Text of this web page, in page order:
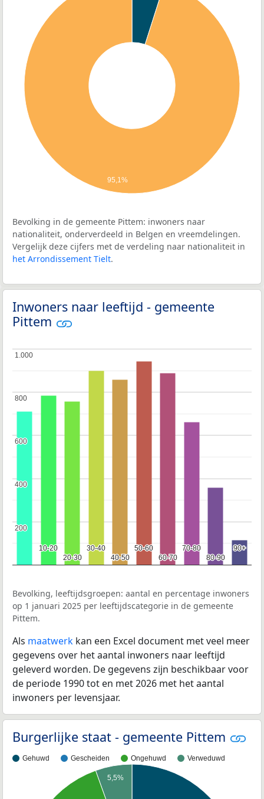
95,1%
Bevolking in de gemeente Pittem: inwoners naar
nationaliteit, onderverdeeld in Belgen en vreemdelingen.
Vergelijk deze cijfers met de verdeling naar nationaliteit in
het Arrondissement Tielt.
Inwoners naar leeftijd - gemeente
Pittem
10-20
10-20
20-30
20-30
30-40
30-40
40-50
40-50
50-60
50-60
60-70
60-70
70-80
70-80
80-90
80-90
90+
90+
200
200
400
400
600
600
800
800
1.000
1.000
Bevolking, leeftijdsgroepen: aantal en percentage inwoners
op 1 januari 2025 per leeftijdscategorie in de gemeente
Pittem.
Als maatwerk kan een Excel document met veel meer
gegevens over het aantal inwoners naar leeftijd
geleverd worden. De gegevens zijn beschikbaar voor
de periode 1990 tot en met 2026 met het aantal
inwoners per levensjaar.
Burgerlijke staat - gemeente Pittem
Gehuwd Gescheiden Ongehuwd Verweduwd
5,5%